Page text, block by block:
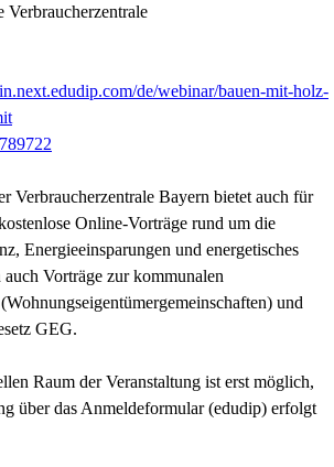
Verbraucherzentrale
de/webinar/bauen-mit-holz-
Verbraucherzentrale Bayern bietet auch für
Online-Vorträge rund um die
Energieeinsparungen und energetisches
Vorträge zur kommunalen
und
GEG.
Raum der Veranstaltung ist erst möglich,
über das Anmeldeformular (edudip) erfolgt